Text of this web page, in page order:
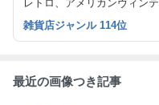
レトロ、アメリカンヴィン
コードなどを中心に 販売し
雑貨店ジャンル 114位
最近の画像つき記事